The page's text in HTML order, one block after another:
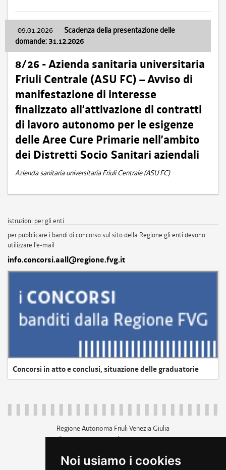
Noi usiamo i cookies
09.01.2026 - Scadenza della presentazione delle
domande: 31.12.2026
8/26 - Azienda sanitaria universitaria
Friuli Centrale (ASU FC) – Avviso di
manifestazione di interesse
finalizzato all’attivazione di contratti
di lavoro autonomo per le esigenze
delle Aree Cure Primarie nell’ambito
dei Distretti Socio Sanitari aziendali
Azienda sanitaria universitaria Friuli Centrale (ASU FC)
istruzioni per gli enti
per pubblicare i bandi di concorso sul sito della Regione gli enti devono
utilizzare l'e-mail
info.concorsi.aall@regione.fvg.it
Concorsi in atto e conclusi, situazione delle graduatorie
Regione Autonoma Friuli Venezia Giulia
c.f. 80014930327; p.iva 00526040324
+39 040 3771111